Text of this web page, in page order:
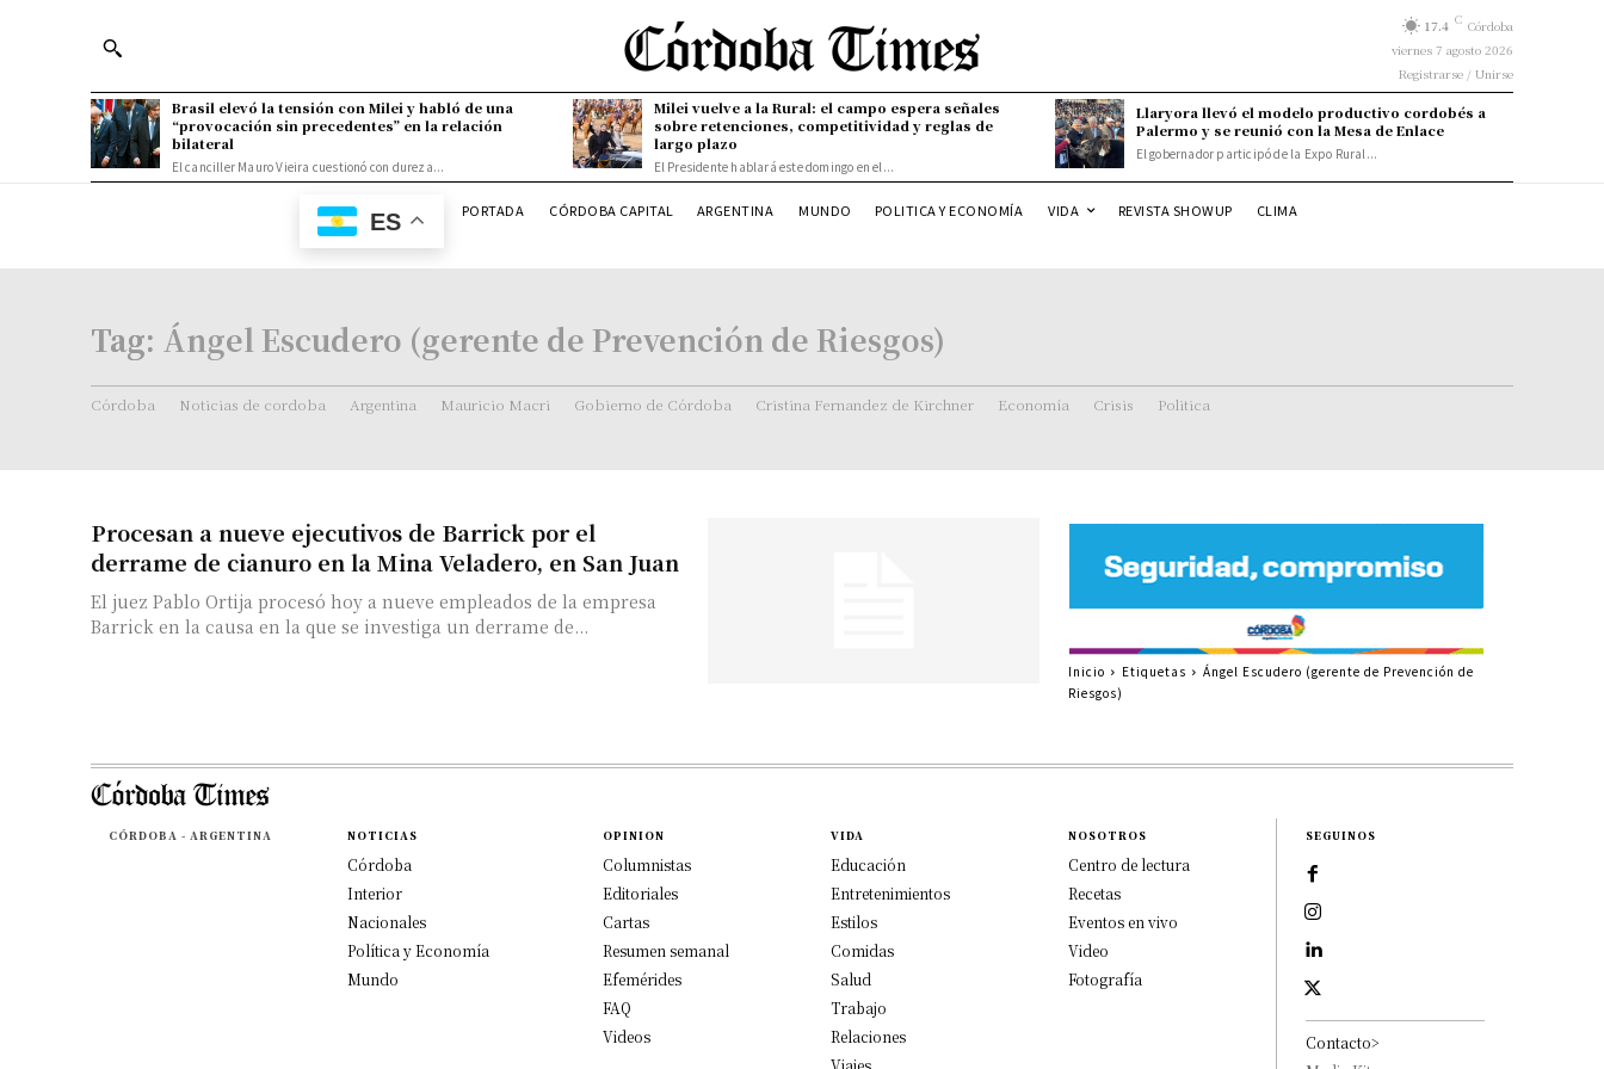
17.4 C Córdoba
viernes 7 agosto 2026
Registrarse / Unirse
Brasil elevó la tensión con Milei y habló de una
“provocación sin precedentes” en la relación
bilateral
El canciller Mauro Vieira cuestionó con dureza...
Milei vuelve a la Rural: el campo espera señales
sobre retenciones, competitividad y reglas de
largo plazo
El Presidente hablará este domingo en el...
Llaryora llevó el modelo productivo cordobés a
Palermo y se reunió con la Mesa de Enlace
El gobernador participó de la Expo Rural...
ES PORTADA CÓRDOBA CAPITAL ARGENTINA MUNDO POLITICA Y ECONOMÍA VIDA REVISTA SHOWUP CLIMA
Tag: Ángel Escudero (gerente de Prevención de Riesgos)
Córdoba Noticias de cordoba Argentina Mauricio Macri Gobierno de Córdoba Cristina Fernandez de Kirchner Economía Crisis Politica
Procesan a nueve ejecutivos de Barrick por el
derrame de cianuro en la Mina Veladero, en San Juan
El juez Pablo Ortija procesó hoy a nueve empleados de la empresa
Barrick en la causa en la que se investiga un derrame de...
Inicio Etiquetas
Ángel Escudero (gerente de Prevención de
Riesgos)
CÓRDOBA - ARGENTINA NOTICIAS
Córdoba
Interior
Nacionales
Política y Economía
Mundo
OPINION
Columnistas
Editoriales
Cartas
Resumen semanal
Efemérides
FAQ
Videos
VIDA
Educación
Entretenimientos
Estilos
Comidas
Salud
Trabajo
Relaciones
Viajes
NOSOTROS
Centro de lectura
Recetas
Eventos en vivo
Video
Fotografía
SEGUINOS
Contacto>